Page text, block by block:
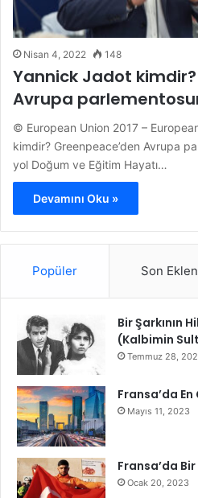
Nisan 4, 2022 148
Yannick Jadot
Avrupa
© European Union 2017 –
kimdir? Greenpeace’den Avrupa
yol Doğum ve Eğitim Hayatı…
Devamını Oku »
Popüler Son
Bir Şarkının
(Kalbimin
Temmuz 28,
Fransa’da
Mayıs 11, 2023
Fransa’da
Ocak 20, 2023